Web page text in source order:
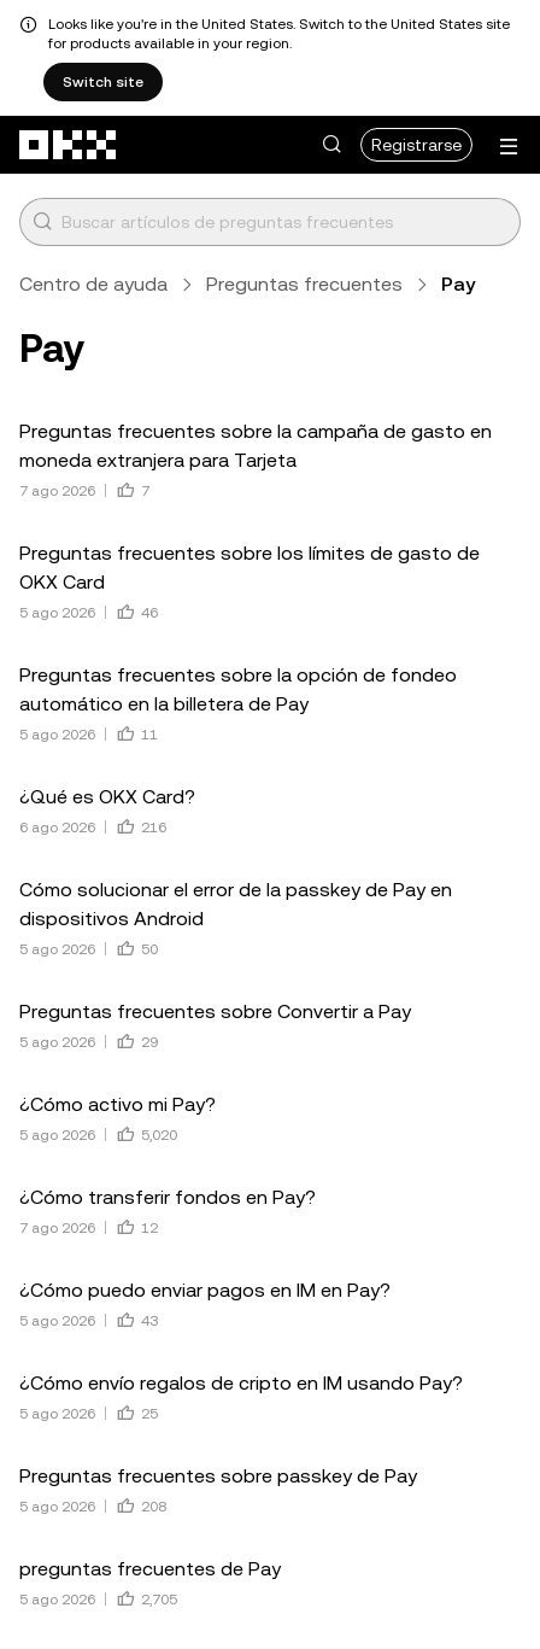
Looks like you're in the United States. Switch to the United States site
for products available in your region.
Switch site
Registrarse
Centro de ayuda Preguntas frecuentes Pay
Pay
Preguntas frecuentes sobre la campaña de gasto en
moneda extranjera para Tarjeta
7 ago 2026 7
Preguntas frecuentes sobre los límites de gasto de
OKX Card
5 ago 2026 46
Preguntas frecuentes sobre la opción de fondeo
automático en la billetera de Pay
5 ago 2026 11
¿Qué es OKX Card?
6 ago 2026 216
Cómo solucionar el error de la passkey de Pay en
dispositivos Android
5 ago 2026 50
Preguntas frecuentes sobre Convertir a Pay
5 ago 2026 29
¿Cómo activo mi Pay?
5 ago 2026 5,020
¿Cómo transferir fondos en Pay?
7 ago 2026 12
¿Cómo puedo enviar pagos en IM en Pay?
5 ago 2026 43
¿Cómo envío regalos de cripto en IM usando Pay?
5 ago 2026 25
Preguntas frecuentes sobre passkey de Pay
5 ago 2026 208
preguntas frecuentes de Pay
5 ago 2026 2,705